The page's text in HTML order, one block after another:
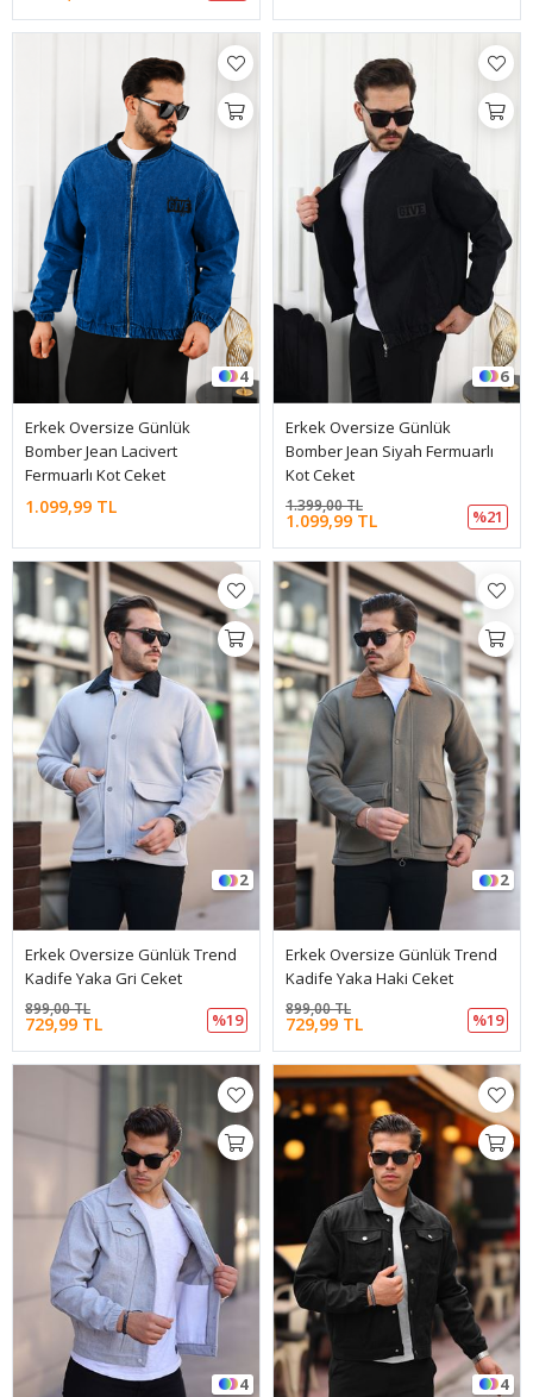
4
Erkek Oversize Günlük
Bomber Jean Lacivert
Fermuarlı Kot Ceket
1.099,99 TL
6
Erkek Oversize Günlük
Bomber Jean Siyah Fermuarlı
Kot Ceket
1.099,99 TL
1.399,00 TL
%21
2
Erkek Oversize Günlük Trend
Kadife Yaka Gri Ceket
729,99 TL
899,00 TL
%19
2
Erkek Oversize Günlük Trend
Kadife Yaka Haki Ceket
729,99 TL
899,00 TL
%19
4 4